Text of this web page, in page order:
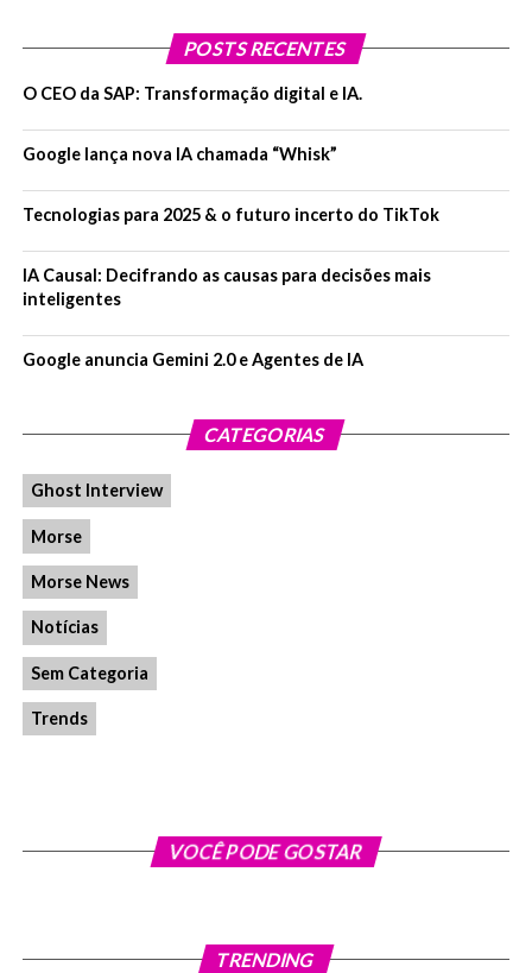
POSTS RECENTES
O CEO da SAP: Transformação digital e IA.
Google lança nova IA chamada “Whisk”
Tecnologias para 2025 & o futuro incerto do TikTok
IA Causal: Decifrando as causas para decisões mais
inteligentes
Google anuncia Gemini 2.0 e Agentes de IA
CATEGORIAS
Ghost Interview
Morse
Morse News
Notícias
Sem Categoria
Trends
VOCÊ PODE GOSTAR
TRENDING